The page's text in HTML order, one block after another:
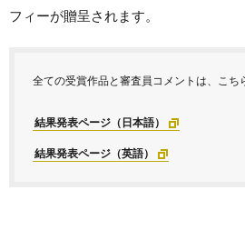
フィーが贈呈されます。
全ての受賞作品と審査員コメントは、こち
結果発表ページ（日本語）
結果発表ページ（英語）